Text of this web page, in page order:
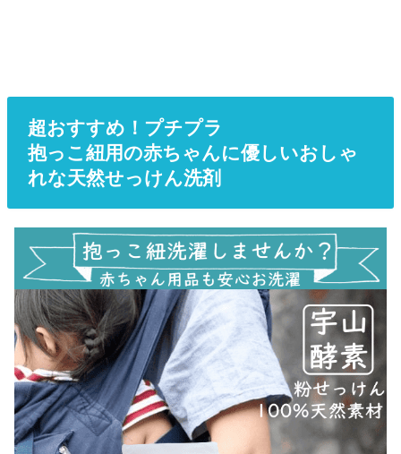
超おすすめ！プチプラ
抱っこ紐用の赤ちゃんに優しいおしゃ
れな天然せっけん洗剤